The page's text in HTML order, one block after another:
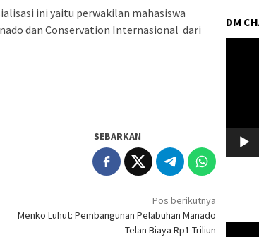
ini yaitu perwakilan mahasiswa
dan Conservation Internasional dari
SEBARKAN
Pos berikutnya
Menko Luhut: Pembangunan Pelabuhan Manado
Telan Biaya Rp1 Triliun
DM